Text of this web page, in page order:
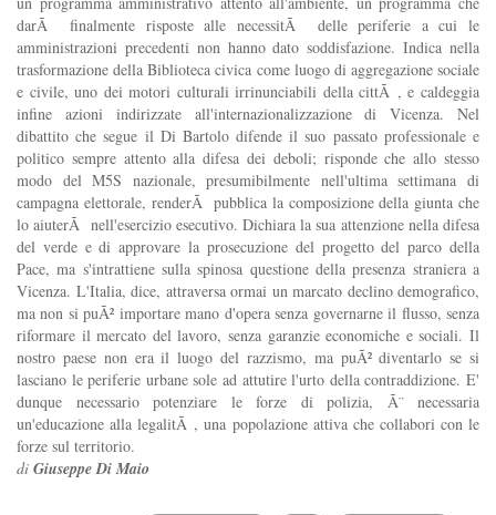
darÃ finalmente risposte alle necessitÃ delle periferie a cui le
amministrazioni precedenti non hanno dato soddisfazione. Indica nella
trasformazione della Biblioteca civica come luogo di aggregazione sociale
e civile, uno dei motori culturali irrinunciabili della cittÃ , e caldeggia
infine azioni indirizzate all'internazionalizzazione di Vicenza. Nel
dibattito che segue il Di Bartolo difende il suo passato professionale e
politico sempre attento alla difesa dei deboli; risponde che allo stesso
modo del M5S nazionale, presumibilmente nell'ultima settimana di
campagna elettorale, renderÃ pubblica la composizione della giunta che
lo aiuterÃ nell'esercizio esecutivo. Dichiara la sua attenzione nella difesa
del verde e di approvare la prosecuzione del progetto del parco della
Pace, ma s'intrattiene sulla spinosa questione della presenza straniera a
Vicenza. L'Italia, dice, attraversa ormai un marcato declino demografico,
ma non si puÃ² importare mano d'opera senza governarne il flusso, senza
riformare il mercato del lavoro, senza garanzie economiche e sociali. Il
nostro paese non era il luogo del razzismo, ma puÃ² diventarlo se si
lasciano le periferie urbane sole ad attutire l'urto della contraddizione. E'
dunque necessario potenziare le forze di polizia, Ã¨ necessaria
un'educazione alla legalitÃ , una popolazione attiva che collabori con le
forze sul territorio.
di Giuseppe Di Maio